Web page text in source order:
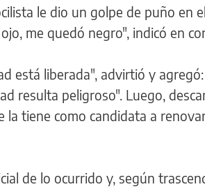
le dio un golpe de puño en
me quedó negro", indicó en
está liberada", advirtió y
resulta peligroso". Luego,
la tiene como candidata a
de lo ocurrido y, según